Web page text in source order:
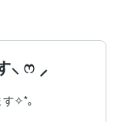
⸜ ෆ‪ ‪⸝‍
す✧*｡